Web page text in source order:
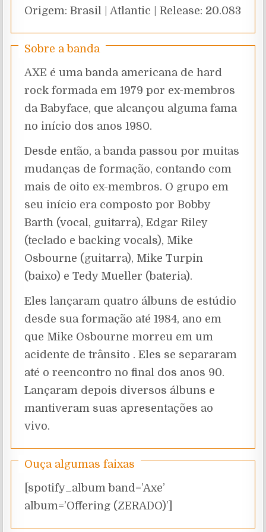
Origem: Brasil | Atlantic | Release: 20.083
Sobre a banda
AXE é uma banda americana de hard
rock formada em 1979 por ex-membros
da Babyface, que alcançou alguma fama
no início dos anos 1980.
Desde então, a banda passou por muitas
mudanças de formação, contando com
mais de oito ex-membros. O grupo em
seu início era composto por Bobby
Barth (vocal, guitarra), Edgar Riley
(teclado e backing vocals), Mike
Osbourne (guitarra), Mike Turpin
(baixo) e Tedy Mueller (bateria).
Eles lançaram quatro álbuns de estúdio
desde sua formação até 1984, ano em
que Mike Osbourne morreu em um
acidente de trânsito . Eles se separaram
até o reencontro no final dos anos 90.
Lançaram depois diversos álbuns e
mantiveram suas apresentações ao
vivo.
Ouça algumas faixas
[spotify_album band=’Axe’
album=’Offering (ZERADO)’]